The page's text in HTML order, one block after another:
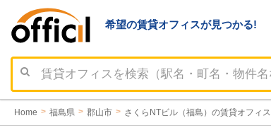
希望の賃貸オフィスが見つかる!
Home 福島県 郡山市 さくらNTビル（福島）の賃貸オフィス